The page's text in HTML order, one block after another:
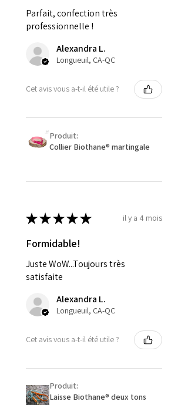
Parfait, confection très
professionnelle !
Alexandra L.
Longueuil, CA-QC
Cet avis vous a-t-il été utile ?
Produit:
Collier Biothane® martingale
★★★★★ il y a 4 mois
Formidable!
Juste WoW...Toujours très
satisfaite
Alexandra L.
Longueuil, CA-QC
Cet avis vous a-t-il été utile ?
Produit:
Laisse Biothane® deux tons